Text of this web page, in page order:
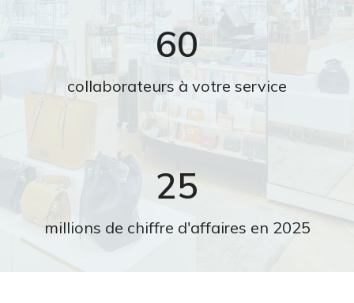
60
collaborateurs à votre service
25
millions de chiffre d'affaires en 2025